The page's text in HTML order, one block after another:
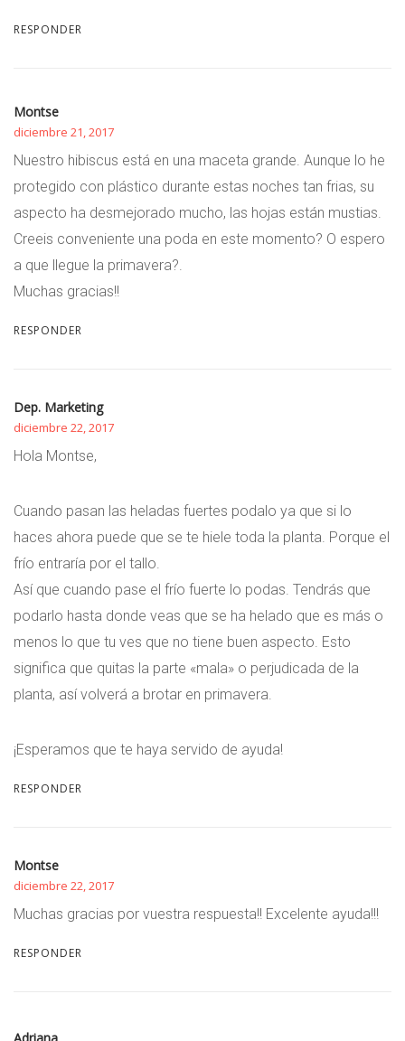
RESPONDER
Montse
diciembre 21, 2017
Nuestro hibiscus está en una maceta grande. Aunque lo he
protegido con plástico durante estas noches tan frias, su
aspecto ha desmejorado mucho, las hojas están mustias.
Creeis conveniente una poda en este momento? O espero
a que llegue la primavera?.
Muchas gracias!!
RESPONDER
Dep. Marketing
diciembre 22, 2017
Hola Montse,
Cuando pasan las heladas fuertes podalo ya que si lo
haces ahora puede que se te hiele toda la planta. Porque el
frío entraría por el tallo.
Así que cuando pase el frío fuerte lo podas. Tendrás que
podarlo hasta donde veas que se ha helado que es más o
menos lo que tu ves que no tiene buen aspecto. Esto
significa que quitas la parte «mala» o perjudicada de la
planta, así volverá a brotar en primavera.
¡Esperamos que te haya servido de ayuda!
RESPONDER
Montse
diciembre 22, 2017
Muchas gracias por vuestra respuesta!! Excelente ayuda!!!
RESPONDER